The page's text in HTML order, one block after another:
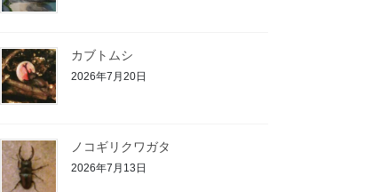
カブトムシ
2026年7月20日
ノコギリクワガタ
2026年7月13日